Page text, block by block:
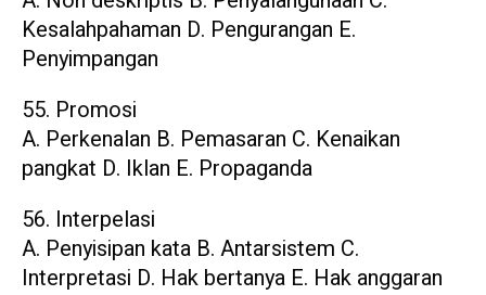
Kesalahpahaman D. Pengurangan E.
Penyimpangan
55. Promosi
A. Perkenalan B. Pemasaran C. Kenaikan
pangkat D. Iklan E. Propaganda
56. Interpelasi
A. Penyisipan kata B. Antarsistem C.
Interpretasi D. Hak bertanya E. Hak anggaran